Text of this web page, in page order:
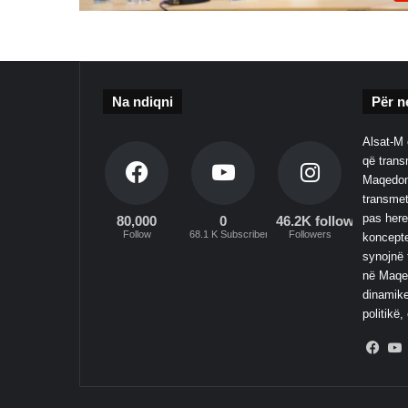
Na ndiqni
80,000
Follow
0
68.1 K Subscribers
46.2K followers
Followers
Për
Alsat-M
që
pas
synojnë
në
politikë,